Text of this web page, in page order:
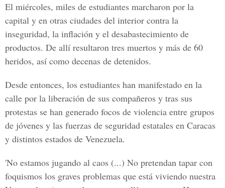
El miércoles, miles de estudiantes marcharon por la
capital y en otras ciudades del interior contra la
inseguridad, la inflación y el desabastecimiento de
productos. De allí resultaron tres muertos y más de 60
heridos, así como decenas de detenidos.
Desde entonces, los estudiantes han manifestado en la
calle por la liberación de sus compañeros y tras sus
protestas se han generado focos de violencia entre grupos
de jóvenes y las fuerzas de seguridad estatales en Caracas
y distintos estados de Venezuela.
'No estamos jugando al caos (...) No pretendan tapar con
foquismos los graves problemas que está viviendo nuestra